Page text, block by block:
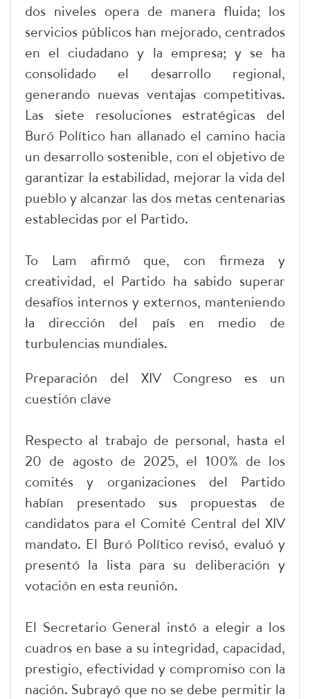
dos niveles opera de manera fluida; los
servicios públicos han mejorado, centrados
en el ciudadano y la empresa; y se ha
consolidado el desarrollo regional,
generando nuevas ventajas competitivas.
Las siete resoluciones estratégicas del
Buró Político han allanado el camino hacia
un desarrollo sostenible, con el objetivo de
garantizar la estabilidad, mejorar la vida del
pueblo y alcanzar las dos metas centenarias
establecidas por el Partido.
To Lam afirmó que, con firmeza y
creatividad, el Partido ha sabido superar
desafíos internos y externos, manteniendo
la dirección del país en medio de
turbulencias mundiales.
Preparación del XIV Congreso es un
cuestión clave
Respecto al trabajo de personal, hasta el
20 de agosto de 2025, el 100% de los
comités y organizaciones del Partido
habían presentado sus propuestas de
candidatos para el Comité Central del XIV
mandato. El Buró Político revisó, evaluó y
presentó la lista para su deliberación y
votación en esta reunión.
El Secretario General instó a elegir a los
cuadros en base a su integridad, capacidad,
prestigio, efectividad y compromiso con la
nación. Subrayó que no se debe permitir la